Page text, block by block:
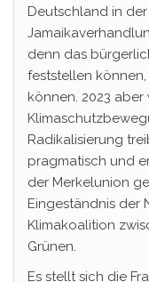
Deutschland in
denn das
feststellen
können. 2023 aber
Radikalisierung
pragmatisch und
der Merkelunion
Eingeständnis der
Klimakoalition
Grünen.
Es stellt sich die